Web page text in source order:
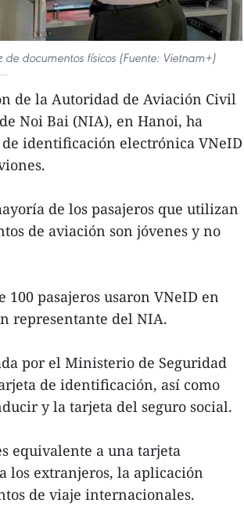
documentos físicos (Fuente: Vietnam+)
de la Autoridad de Aviación Civil
Noi Bai (NIA), en Hanoi, ha
identificación electrónica VNeID
de los pasajeros que utilizan
de aviación son jóvenes y no
100 pasajeros usaron VNeID en
representante del NIA.
por el Ministerio de Seguridad
de identificación, así como
y la tarjeta del seguro social.
equivalente a una tarjeta
los extranjeros, la aplicación
de viaje internacionales.